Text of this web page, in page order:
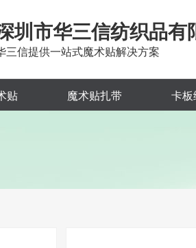
圳市华三信纺织品有
三信提供一站式魔术贴解决方案
贴 魔术贴扎带 卡板